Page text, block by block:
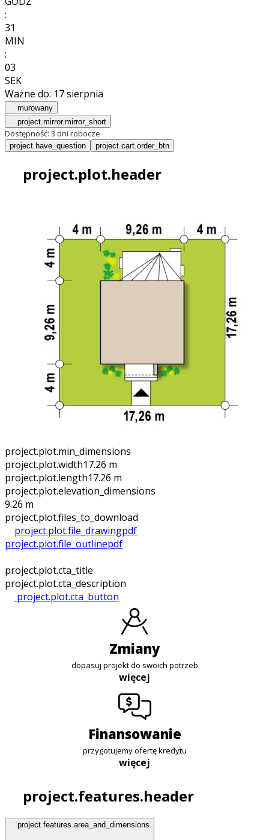
:
31
MIN
:
01
SEK
Ważne do: 17 sierpnia
murowany
project.mirror.mirror_short
Dostępność: 3 dni robocze
project.have_question project.cart.order_btn
project.plot.header
project.plot.min_dimensions
project.plot.width17.26 m
project.plot.length17.26 m
project.plot.elevation_dimensions
9.26 m
project.plot.files_to_download
project.plot.file_drawingpdf
project.plot.file_outlinepdf
project.plot.cta_title
project.plot.cta_description
project.plot.cta_button
zmiany
dopasuj projekt do swoich potrzeb
więcej
finansowanie
przygotujemy ofertę kredytu
więcej
project.features.header
project.features.area_and_dimensions